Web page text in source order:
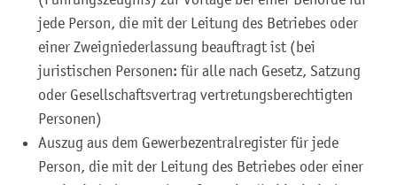
jede Person, die mit der Leitung des Betriebes oder
einer Zweigniederlassung beauftragt ist (bei
juristischen Personen: für alle nach Gesetz, Satzung
oder Gesellschaftsvertrag vertretungsberechtigten
Personen)
Auszug aus dem Gewerbezentralregister für jede
Person, die mit der Leitung des Betriebes oder einer